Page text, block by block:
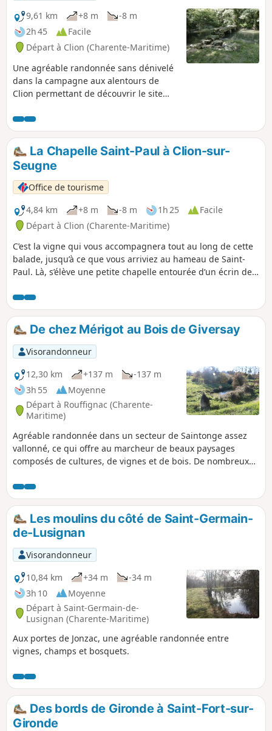
9,61 km
+8 m
-8 m
2h 45
Facile
Départ à Clion (Charente-Maritime)
Une agréable randonnée sans dénivelé
dans la campagne aux alentours de
Clion permettant de découvrir le site
de Saint-Paul, la Fontaine Saint-Fort et
d'avoir de belles vues sur les châteaux
de Lussac et de Clam.Ce circuit
emprunte très partiellement le GRP®®
de Saintonge.
La Chapelle Saint-Paul à Clion-sur-
Seugne
Office de tourisme
4,84 km
+8 m -8 m 1h 25
Facile
Départ à Clion (Charente-Maritime)
C’est la vigne qui vous accompagnera tout au long de cette
balade, jusqu’à ce que vous arriviez au hameau de Saint-
Paul. Là, s’élève une petite chapelle entourée d’un écrin de
soigneusement agrémentées de fleurs. Puis vous repartirez
à travers vignes et champs le long de la voie ferrée pour
rejoindre Clion où une étape s’impose au presbytère qui
accueille le musée artisanal et rural de Clion.
De chez Mérigot au Bois de Giversay
Visorandonneur
12,30 km
+137 m
-137 m
3h 55
Moyenne
Départ à Rouffignac (Charente-
Maritime)
Agréable randonnée dans un secteur de Saintonge assez
vallonné, ce qui offre au marcheur de beaux paysages
composés de cultures, de vignes et de bois. De nombreux
nombreuses sources. Pour les amateurs, de beaux
exemples du patrimoine bâti sont également à admirer
dont d'anciennes fermes.
Les moulins du côté de Saint-Germain-
de-Lusignan
Visorandonneur
10,84 km
+34 m
-34 m
3h 10
Moyenne
Départ à Saint-Germain-de-
Lusignan (Charente-Maritime)
Aux portes de Jonzac, une agréable randonnée entre
vignes, champs et bosquets.
Des bords de Gironde à Saint-Fort-sur-
Gironde